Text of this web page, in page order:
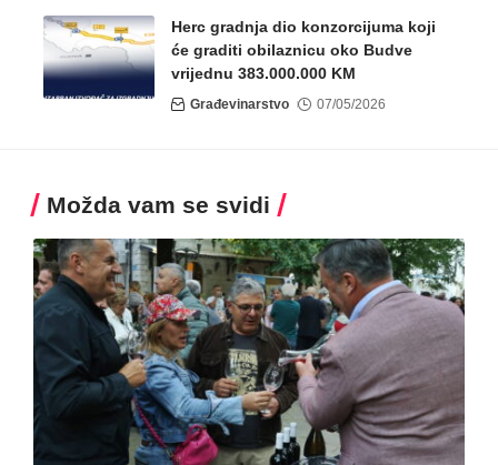
Herc gradnja dio konzorcijuma koji
će graditi obilaznicu oko Budve
vrijednu 383.000.000 KM
Građevinarstvo 07/05/2026
Možda vam se svidi